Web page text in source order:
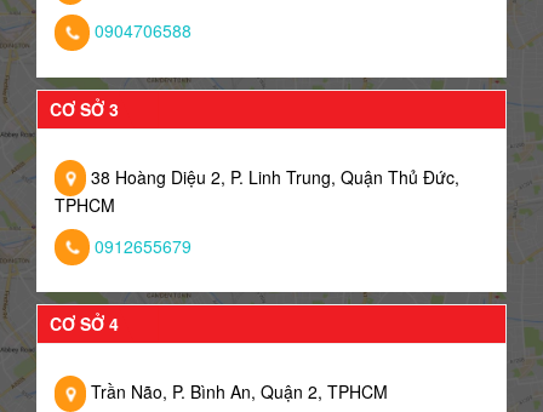
0904706588
CƠ SỞ 3
38 Hoàng Diệu 2, P. Linh Trung, Quận Thủ Đức,
TPHCM
0912655679
CƠ SỞ 4
Trần Não, P. Bình An, Quận 2, TPHCM